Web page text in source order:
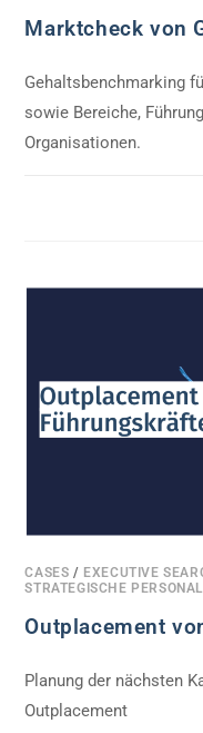
Marktcheck von
Gehaltsbenchmarking
sowie Bereiche,
Organisationen.
CASES / EXECUTIVE
STRATEGISCHE
Outplacement
Planung der nächsten
Outplacement